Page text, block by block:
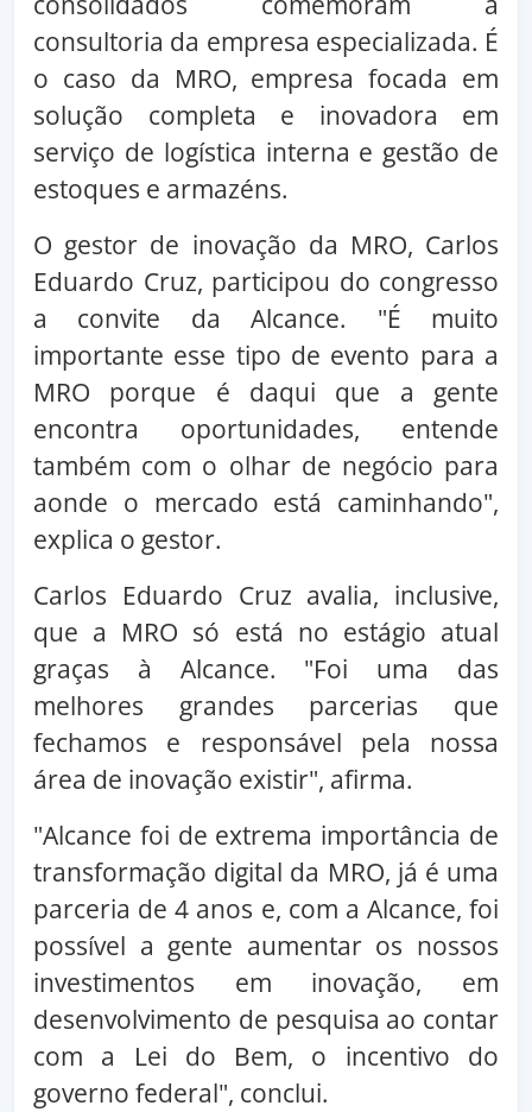
consultoria da empresa especializada. É
o caso da MRO, empresa focada em
solução completa e inovadora em
serviço de logística interna e gestão de
estoques e armazéns.
O gestor de inovação da MRO, Carlos
Eduardo Cruz, participou do congresso
a convite da Alcance. "É muito
importante esse tipo de evento para a
MRO porque é daqui que a gente
encontra oportunidades, entende
também com o olhar de negócio para
aonde o mercado está caminhando",
explica o gestor.
Carlos Eduardo Cruz avalia, inclusive,
que a MRO só está no estágio atual
graças à Alcance. "Foi uma das
melhores grandes parcerias que
fechamos e responsável pela nossa
área de inovação existir", afirma.
"Alcance foi de extrema importância de
transformação digital da MRO, já é uma
parceria de 4 anos e, com a Alcance, foi
possível a gente aumentar os nossos
investimentos em inovação, em
desenvolvimento de pesquisa ao contar
com a Lei do Bem, o incentivo do
governo federal", conclui.